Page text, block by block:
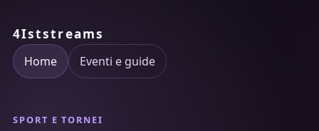
4Iststreams
Home Eventi e guide
SPORT E TORNEI